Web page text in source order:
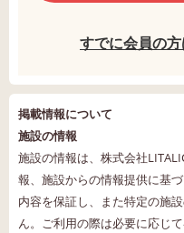
すでに会員の
掲載情報について
施設の情報
施設の情報は、株式会社
報、施設からの情報提供に基
内容を保証し、また特定の施
ん。ご利用の際は必要に応じ